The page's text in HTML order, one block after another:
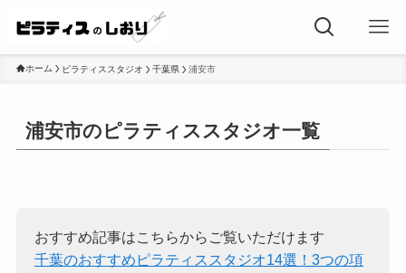
ホーム ピラティススタジオ 千葉県 浦安市
浦安市のピラティススタジオ一覧
おすすめ記事はこちらからご覧いただけます
千葉のおすすめピラティススタジオ14選！3つの項